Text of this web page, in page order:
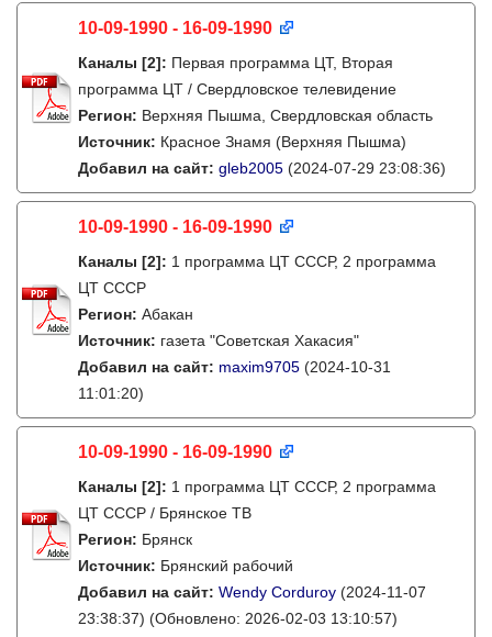
10-09-1990 - 16-09-1990
Каналы [2]: Первая программа ЦТ, Вторая
программа ЦТ / Свердловское телевидение
Регион: Верхняя Пышма, Свердловская область
Источник: Красное Знамя (Верхняя Пышма)
Добавил на сайт: gleb2005 (2024-07-29 23:08:36)
10-09-1990 - 16-09-1990
Каналы [2]: 1 программа ЦТ СССР, 2 программа
ЦТ СССР
Регион: Абакан
Источник: газета "Советская Хакасия"
Добавил на сайт: maxim9705 (2024-10-31
11:01:20)
10-09-1990 - 16-09-1990
Каналы [2]: 1 программа ЦТ СССР, 2 программа
ЦТ СССР / Брянское ТВ
Регион: Брянск
Источник: Брянский рабочий
Добавил на сайт: Wendy Corduroy (2024-11-07
23:38:37) (Обновлено: 2026-02-03 13:10:57)